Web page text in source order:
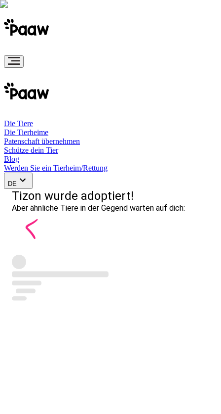
Die Tiere
Die Tierheime
Patenschaft übernehmen
Schütze dein Tier
Blog
Werden Sie ein Tierheim/Rettung
DE
Tizon wurde adoptiert!
Aber ähnliche Tiere in der Gegend warten auf dich: